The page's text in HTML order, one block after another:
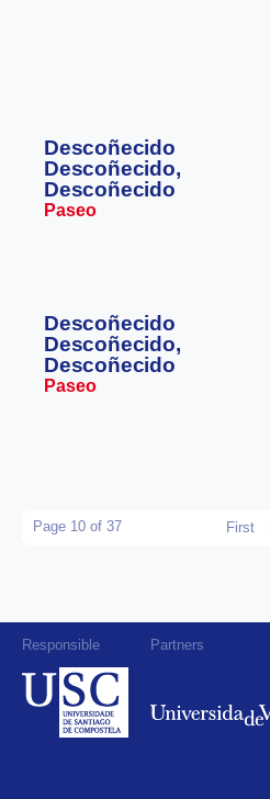
Descoñecido
Descoñecido,
Descoñecido
Paseo
Descoñecido
Descoñecido,
Descoñecido
Paseo
Page 10 of 37 First
Responsible Partners